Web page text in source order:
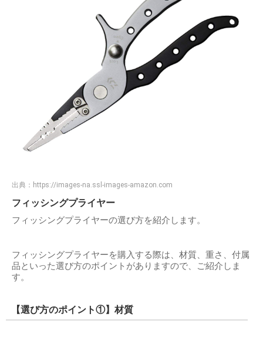
出典： https://images-na.ssl-images-amazon.com
フィッシングプライヤー
フィッシングプライヤーの選び方を紹介します。
フィッシングプライヤーを購入する際は、材質、重さ、付属
品といった選び方のポイントがありますので、ご紹介しま
す。
【選び方のポイント①】材質